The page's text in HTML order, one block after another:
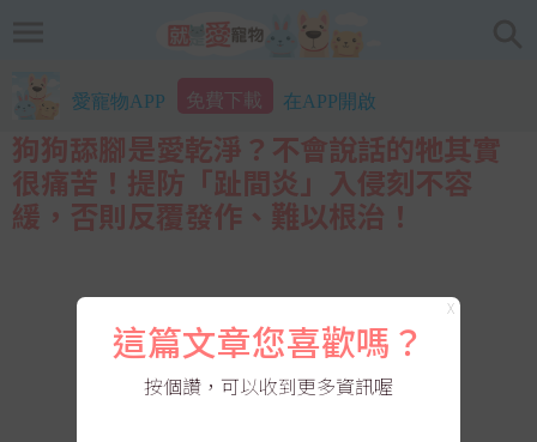
愛寵物APP 免費下載 在APP開啟
狗狗舔腳是愛乾淨？不會說話的牠其實
很痛苦！提防「趾間炎」入侵刻不容
緩，否則反覆發作、難以根治！
X
這篇文章您喜歡嗎？
按個讚，可以收到更多資訊喔